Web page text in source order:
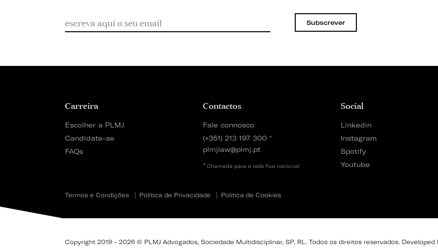
Subscrever
Carreira
Escolher a PLMJ
Candidate-se
FAQs
Contactos
Fale connosco
(+351) 213 197 300 *
plmjlaw@plmj.pt
* Chamada para a rede fixa nacional
Social
Linkedin
Instagram
Spotify
Youtube
Termos e Condições Política de Privacidade Política de Cookies
Copyright 2019 - 2026 © PLMJ Advogados, Sociedade Multidisciplinar, SP, RL. Todos os direitos reservados. Developed